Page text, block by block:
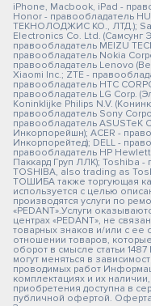
iPhone, Macbook, iPad -
Honor - правообладатель
ТЕКНОЛОДЖИС КО., ЛТД.);
Electronics Co. Ltd. (Самсунг
правообладатель MEIZU
правообладатель Nokia
правообладатель Lenovo
Xiaomi Inc.; ZTE -
правообладатель HTC
правообладатель LG Corp.
Koninklijke Philips N.V.
правообладатель Sony
правообладатель ASUSTeK
Инкорпорейшн); ACER -
Инкорпорейтед); DELL -
правообладатель HP
Паккард Груп ЛЛК); Toshiba -
TOSHIBA, also trading as
ТОШИБА также торгующая
используется с целью
производятся услуги по
«PEDANT».Услуги
центрах «PEDANT», не
товарных знаков и/или с ее
отношении товаров,
оборот в смысле статьи
могут меняться в
проводимых работ
комплектациях и их
приобретения доступна в
публичной офертой.